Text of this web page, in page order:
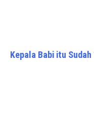
Kepala Babi itu Sudah